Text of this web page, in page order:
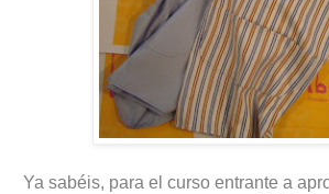
Ya sabéis, para el curso entrante a